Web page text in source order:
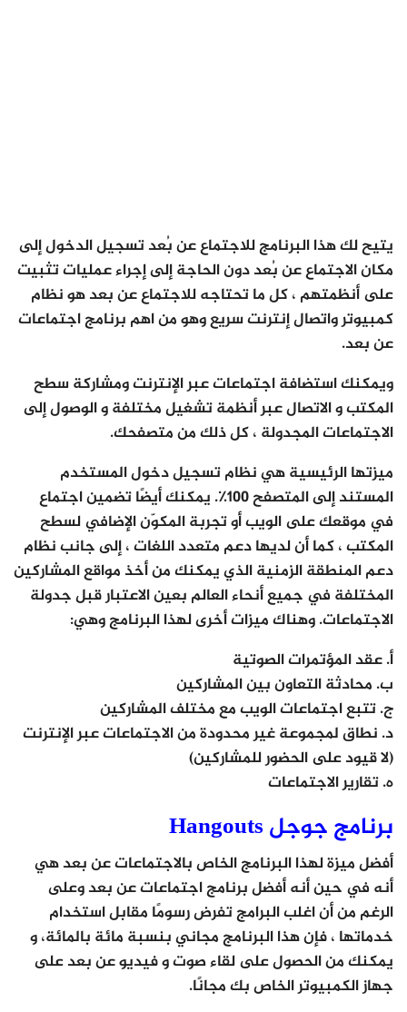
يتيح لك هذا البرنامج للاجتماع عن بُعد تسجيل الدخول إلى
مكان الاجتماع عن بُعد دون الحاجة إلى إجراء عمليات تثبيت
على أنظمتهم ، كل ما تحتاجه للاجتماع عن بعد هو نظام
كمبيوتر واتصال إنترنت سريع وهو من اهم برنامج اجتماعات
عن بعد.
ويمكنك استضافة اجتماعات عبر الإنترنت ومشاركة سطح
المكتب و الاتصال عبر أنظمة تشغيل مختلفة و الوصول إلى
الاجتماعات المجدولة ، كل ذلك من متصفحك.
ميزتها الرئيسية هي نظام تسجيل دخول المستخدم
المستند إلى المتصفح 100٪. يمكنك أيضًا تضمين اجتماع
في موقعك على الويب أو تجربة المكوّن الإضافي لسطح
المكتب ، كما أن لديها دعم متعدد اللغات ، إلى جانب نظام
دعم المنطقة الزمنية الذي يمكنك من أخذ مواقع المشاركين
المختلفة في جميع أنحاء العالم بعين الاعتبار قبل جدولة
الاجتماعات. وهناك ميزات أخرى لهذا البرنامج وهي:
أ. عقد المؤتمرات الصوتية
ب. محادثة التعاون بين المشاركين
ج. تتبع اجتماعات الويب مع مختلف المشاركين
د. نطاق لمجموعة غير محدودة من الاجتماعات عبر الإنترنت
(لا قيود على الحضور للمشاركين)
ه. تقارير الاجتماعات
برنامج جوجل Hangouts
أفضل ميزة لهذا البرنامج الخاص بالاجتماعات عن بعد هي
أنه في حين أنه أفضل برنامج اجتماعات عن بعد وعلى
الرغم من أن اغلب البرامج تفرض رسومًا مقابل استخدام
خدماتها ، فإن هذا البرنامج مجاني بنسبة مائة بالمائة، و
يمكنك من الحصول على لقاء صوت و فيديو عن بعد على
جهاز الكمبيوتر الخاص بك مجانًا.